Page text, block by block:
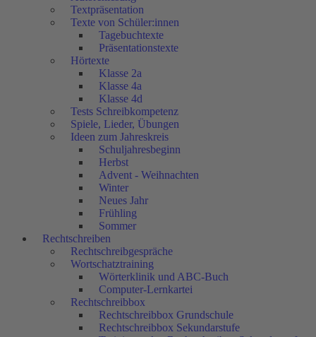
Textpräsentation
Texte von Schüler:innen
Tagebuchtexte
Präsentationstexte
Hörtexte
Klasse 2a
Klasse 4a
Klasse 4d
Tests Schreibkompetenz
Spiele, Lieder, Übungen
Ideen zum Jahreskreis
Schuljahresbeginn
Herbst
Advent - Weihnachten
Winter
Neues Jahr
Frühling
Sommer
Rechtschreiben
Rechtschreibgespräche
Wortschatztraining
Wörterklinik und ABC-Buch
Computer-Lernkartei
Rechtschreibbox
Rechtschreibbox Grundschule
Rechtschreibbox Sekundarstufe